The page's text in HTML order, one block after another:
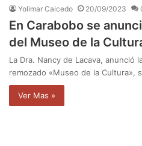
Yolimar Caicedo 20/09/2023
En Carabobo se
del Museo de la
La Dra. Nancy de Lacava, anunció
remozado «Museo de la Cultura»,
Ver Mas »